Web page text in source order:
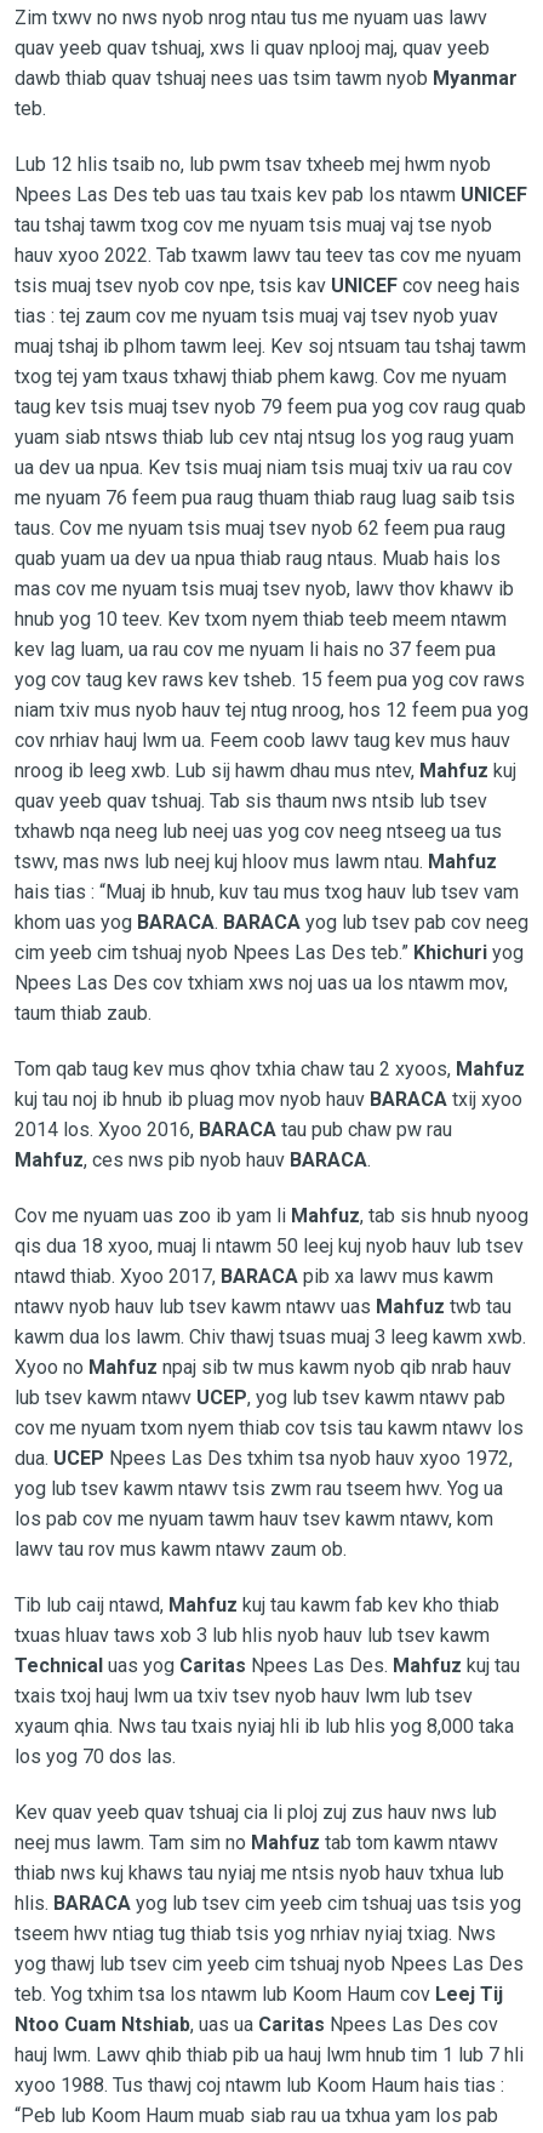
Zim txwv no nws nyob nrog ntau tus me nyuam uas lawv
quav yeeb quav tshuaj, xws li quav nplooj maj, quav yeeb
dawb thiab quav tshuaj nees uas tsim tawm nyob Myanmar
teb.
Lub 12 hlis tsaib no, lub pwm tsav txheeb mej hwm nyob
Npees Las Des teb uas tau txais kev pab los ntawm UNICEF
tau tshaj tawm txog cov me nyuam tsis muaj vaj tse nyob
hauv xyoo 2022. Tab txawm lawv tau teev tas cov me nyuam
tsis muaj tsev nyob cov npe, tsis kav UNICEF cov neeg hais
tias : tej zaum cov me nyuam tsis muaj vaj tsev nyob yuav
muaj tshaj ib plhom tawm leej. Kev soj ntsuam tau tshaj tawm
txog tej yam txaus txhawj thiab phem kawg. Cov me nyuam
taug kev tsis muaj tsev nyob 79 feem pua yog cov raug quab
yuam siab ntsws thiab lub cev ntaj ntsug los yog raug yuam
ua dev ua npua. Kev tsis muaj niam tsis muaj txiv ua rau cov
me nyuam 76 feem pua raug thuam thiab raug luag saib tsis
taus. Cov me nyuam tsis muaj tsev nyob 62 feem pua raug
quab yuam ua dev ua npua thiab raug ntaus. Muab hais los
mas cov me nyuam tsis muaj tsev nyob, lawv thov khawv ib
hnub yog 10 teev. Kev txom nyem thiab teeb meem ntawm
kev lag luam, ua rau cov me nyuam li hais no 37 feem pua
yog cov taug kev raws kev tsheb. 15 feem pua yog cov raws
niam txiv mus nyob hauv tej ntug nroog, hos 12 feem pua yog
cov nrhiav hauj lwm ua. Feem coob lawv taug kev mus hauv
nroog ib leeg xwb. Lub sij hawm dhau mus ntev, Mahfuz kuj
quav yeeb quav tshuaj. Tab sis thaum nws ntsib lub tsev
txhawb nqa neeg lub neej uas yog cov neeg ntseeg ua tus
tswv, mas nws lub neej kuj hloov mus lawm ntau. Mahfuz
hais tias : “Muaj ib hnub, kuv tau mus txog hauv lub tsev vam
khom uas yog BARACA. BARACAyog lub tsev pab cov neeg
cim yeeb cim tshuaj nyob Npees Las Des teb.” Khichuriyog
Npees Las Des cov txhiam xws noj uas ua los ntawm mov,
taum thiab zaub.
Tom qab taug kev mus qhov txhia chaw tau 2 xyoos, Mahfuz
kuj tau noj ib hnub ib pluag mov nyob hauv BARACAtxij xyoo
2014 los. Xyoo 2016, BARACAtau pub chaw pw rau
Mahfuz, ces nws pib nyob hauv BARACA.
Cov me nyuam uas zoo ib yam li Mahfuz, tab sis hnub nyoog
qis dua 18 xyoo, muaj li ntawm 50 leej kuj nyob hauv lub tsev
ntawd thiab. Xyoo 2017, BARACApib xa lawv mus kawm
ntawv nyob hauv lub tsev kawm ntawv uas Mahfuz twb tau
kawm dua los lawm. Chiv thawj tsuas muaj 3 leeg kawm xwb.
Xyoo no Mahfuz npaj sib tw mus kawm nyob qib nrab hauv
lub tsev kawm ntawv UCEP, yog lub tsev kawm ntawv pab
cov me nyuam txom nyem thiab cov tsis tau kawm ntawv los
dua. UCEP Npees Las Des txhim tsa nyob hauv xyoo 1972,
yog lub tsev kawm ntawv tsis zwm rau tseem hwv. Yog ua
los pab cov me nyuam tawm hauv tsev kawm ntawv, kom
lawv tau rov mus kawm ntawv zaum ob.
Tib lub caij ntawd, Mahfuz kuj tau kawm fab kev kho thiab
txuas hluav taws xob 3 lub hlis nyob hauv lub tsev kawm
Technicaluas yog Caritas Npees Las Des. Mahfuz kuj tau
txais txoj hauj lwm ua txiv tsev nyob hauv lwm lub tsev
xyaum qhia. Nws tau txais nyiaj hli ib lub hlis yog 8,000 taka
los yog 70 dos las.
Kev quav yeeb quav tshuaj cia li ploj zuj zus hauv nws lub
neej mus lawm. Tam sim no Mahfuz tab tom kawm ntawv
thiab nws kuj khaws tau nyiaj me ntsis nyob hauv txhua lub
hlis. BARACAyog lub tsev cim yeeb cim tshuaj uas tsis yog
tseem hwv ntiag tug thiab tsis yog nrhiav nyiaj txiag. Nws
yog thawj lub tsev cim yeeb cim tshuaj nyob Npees Las Des
teb. Yog txhim tsa los ntawm lub Koom Haum covLeej Tij
Ntoo Cuam Ntshiab, uas uaCaritas Npees Las Des cov
hauj lwm. Lawv qhib thiab pib ua hauj lwm hnub tim 1 lub 7 hli
xyoo 1988. Tus thawj coj ntawm lub Koom Haum hais tias :
“Peb lub Koom Haum muab siab rau ua txhua yam los pab